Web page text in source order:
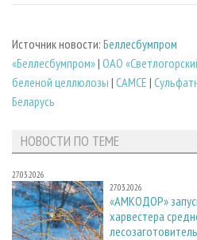
Источник новости: Беллесбумпром
«Беллесбумпром»| ОАО
беленой целлюлозы | САМСЕ |
Беларусь
НОВОСТИ ПО ТЕМЕ
27.03.2026
27.03.2026
«АМКОДОР»
харвестера